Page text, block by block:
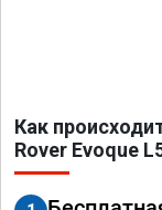
Как
Rover Evoque